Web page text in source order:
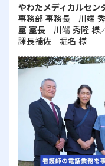
やわたメディカルセン
事務部 事務長 川端
室 室長 川端 秀隆 様
課長補佐 堀名 様